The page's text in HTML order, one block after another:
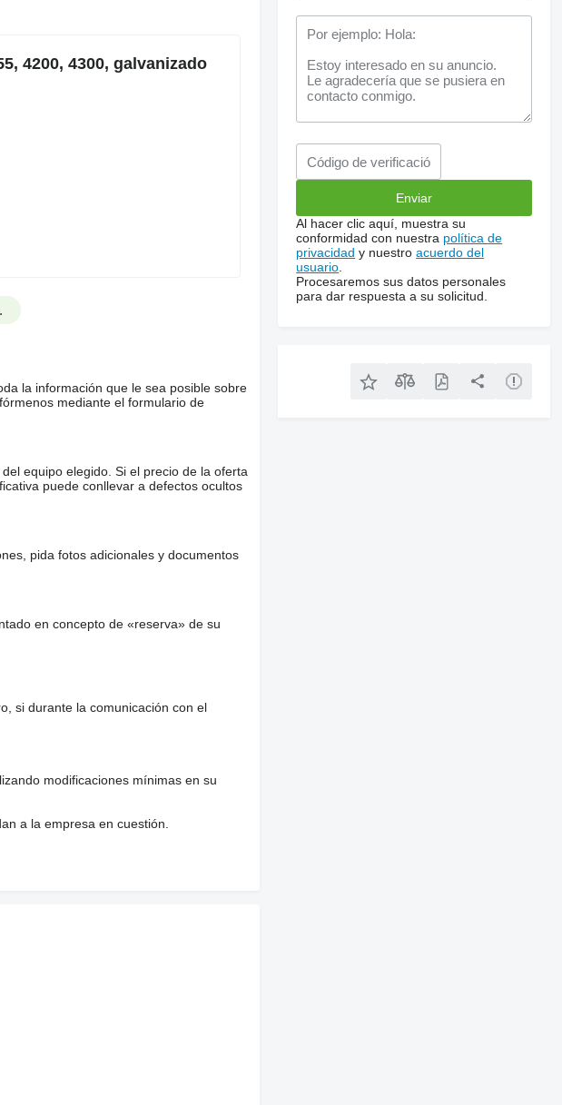
4200, 4300, galvanizado
la información que le sea posible sobre
mediante el formulario de
equipo elegido. Si el precio de la oferta
puede conllevar a defectos ocultos
pida fotos adicionales y documentos
en concepto de «reserva» de su
si durante la comunicación con el
modificaciones mínimas en su
a la empresa en cuestión.
Al hacer clic aquí, muestra su
conformidad con nuestra política de
privacidad y nuestroacuerdo del
usuario
Procesaremos sus datos personales
para dar respuesta a su solicitud.